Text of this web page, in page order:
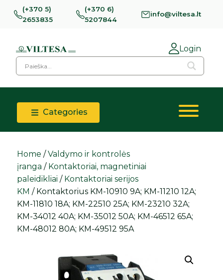
(+370 5)
2653835
(+370 6)
5207844
info@viltesa.lt
Login
Categories
Home /Valdymo ir kontrolės
įranga / Kontaktoriai, magnetiniai
paleidikliai / Kontaktoriai serijos
KM / Kontaktorius KM-10910 9A; KM-11210 12A;
KM-11810 18A; KM-22510 25A; KM-23210 32A;
KM-34012 40A; KM-35012 50A; KM-46512 65A;
KM-48012 80A; KM-49512 95A